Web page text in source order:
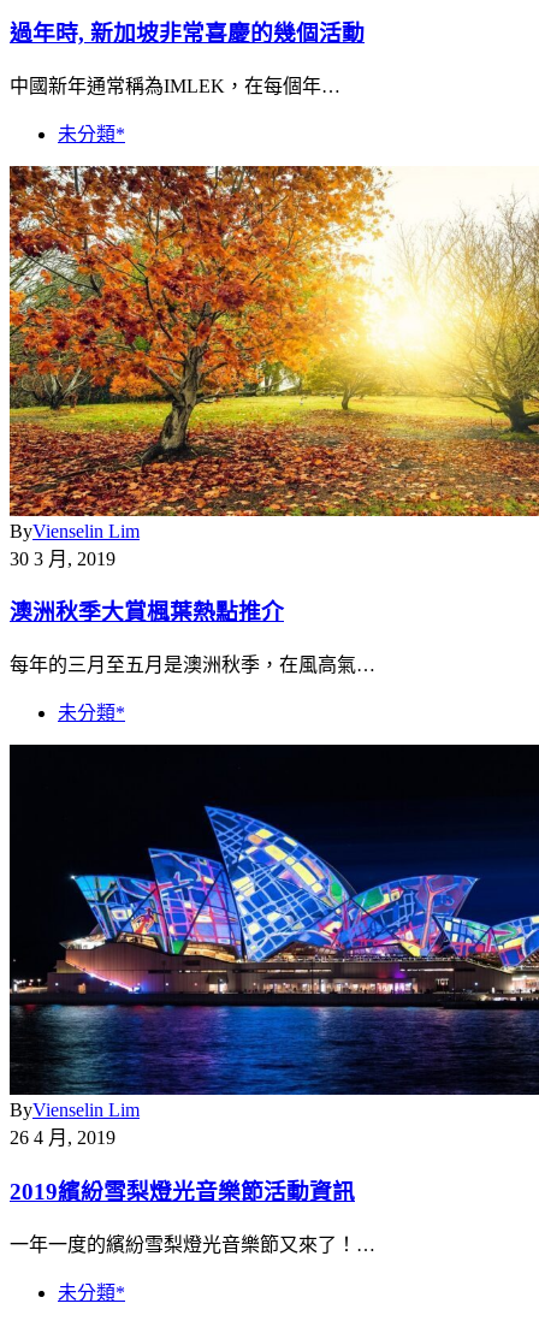
過年時, 新加坡非常喜慶的幾個活動
中國新年通常稱為IMLEK，在每個年…
未分類*
ByVienselin Lim
30 3 月, 2019
澳洲秋季大賞楓葉熱點推介
每年的三月至五月是澳洲秋季，在風高氣…
未分類*
ByVienselin Lim
26 4 月, 2019
2019繽紛雪梨燈光音樂節活動資訊
一年一度的繽紛雪梨燈光音樂節又來了！…
未分類*